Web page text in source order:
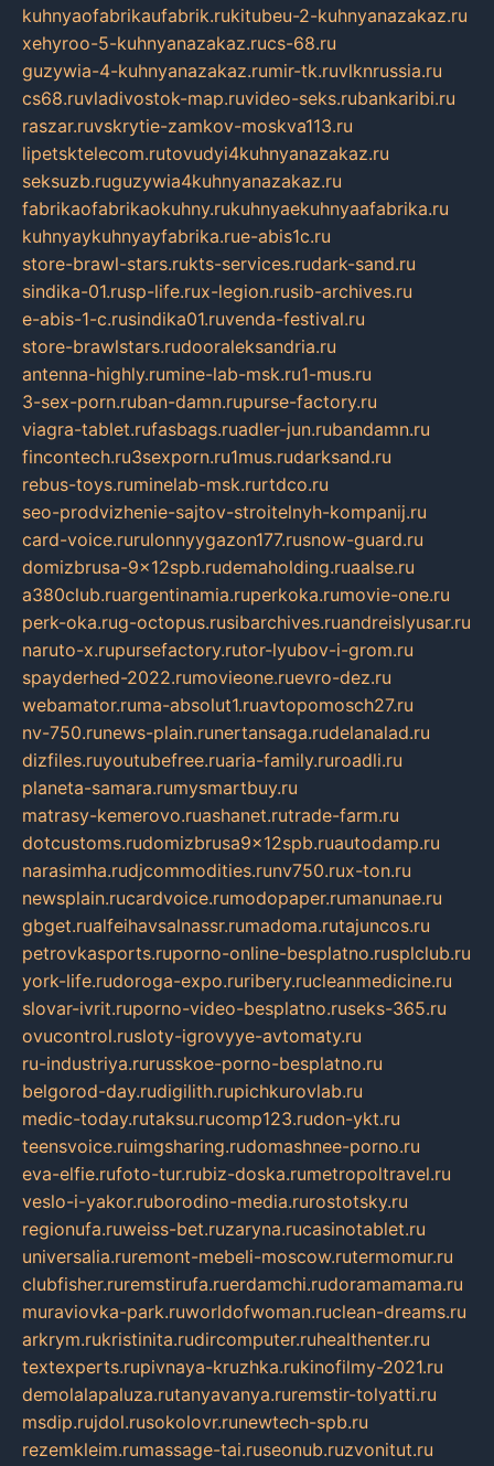
kuhnyaofabrikaufabrik.rukitubeu-2-kuhnyanazakaz.ru
xehyroo-5-kuhnyanazakaz.rucs-68.ru
guzywia-4-kuhnyanazakaz.rumir-tk.ruvlknrussia.ru
cs68.ruvladivostok-map.ruvideo-seks.rubankaribi.ru
raszar.ruvskrytie-zamkov-moskva113.ru
lipetsktelecom.rutovudyi4kuhnyanazakaz.ru
seksuzb.ruguzywia4kuhnyanazakaz.ru
fabrikaofabrikaokuhny.rukuhnyaekuhnyaafabrika.ru
kuhnyaykuhnyayfabrika.rue-abis1c.ru
store-brawl-stars.rukts-services.rudark-sand.ru
sindika-01.rusp-life.rux-legion.rusib-archives.ru
e-abis-1-c.rusindika01.ruvenda-festival.ru
store-brawlstars.rudooraleksandria.ru
antenna-highly.rumine-lab-msk.ru1-mus.ru
3-sex-porn.ruban-damn.rupurse-factory.ru
viagra-tablet.rufasbags.ruadler-jun.rubandamn.ru
fincontech.ru3sexporn.ru1mus.rudarksand.ru
rebus-toys.ruminelab-msk.rurtdco.ru
seo-prodvizhenie-sajtov-stroitelnyh-kompanij.ru
card-voice.rurulonnyygazon177.rusnow-guard.ru
domizbrusa-9x12spb.rudemaholding.ruaalse.ru
a380club.ruargentinamia.ruperkoka.rumovie-one.ru
perk-oka.rug-octopus.rusibarchives.ruandreislyusar.ru
naruto-x.rupursefactory.rutor-lyubov-i-grom.ru
spayderhed-2022.rumovieone.ruevro-dez.ru
webamator.ruma-absolut1.ruavtopomosch27.ru
nv-750.runews-plain.runertansaga.rudelanalad.ru
dizfiles.ruyoutubefree.ruaria-family.ruroadli.ru
planeta-samara.rumysmartbuy.ru
matrasy-kemerovo.ruashanet.rutrade-farm.ru
dotcustoms.rudomizbrusa9x12spb.ruautodamp.ru
narasimha.rudjcommodities.runv750.rux-ton.ru
newsplain.rucardvoice.rumodopaper.rumanunae.ru
gbget.rualfeihavsalnassr.rumadoma.rutajuncos.ru
petrovkasports.ruporno-online-besplatno.rusplclub.ru
york-life.rudoroga-expo.ruribery.rucleanmedicine.ru
slovar-ivrit.ruporno-video-besplatno.ruseks-365.ru
ovucontrol.rusloty-igrovyye-avtomaty.ru
ru-industriya.rurusskoe-porno-besplatno.ru
belgorod-day.rudigilith.rupichkurovlab.ru
medic-today.rutaksu.rucomp123.rudon-ykt.ru
teensvoice.ruimgsharing.rudomashnee-porno.ru
eva-elfie.rufoto-tur.rubiz-doska.rumetropoltravel.ru
veslo-i-yakor.ruborodino-media.rurostotsky.ru
regionufa.ruweiss-bet.ruzaryna.rucasinotablet.ru
universalia.ruremont-mebeli-moscow.rutermomur.ru
clubfisher.ruremstirufa.ruerdamchi.rudoramamama.ru
muraviovka-park.ruworldofwoman.ruclean-dreams.ru
arkrym.rukristinita.rudircomputer.ruhealthenter.ru
textexperts.rupivnaya-kruzhka.rukinofilmy-2021.ru
demolalapaluza.rutanyavanya.ruremstir-tolyatti.ru
msdip.rujdol.rusokolovr.runewtech-spb.ru
rezemkleim.rumassage-tai.ruseonub.ruzvonitut.ru